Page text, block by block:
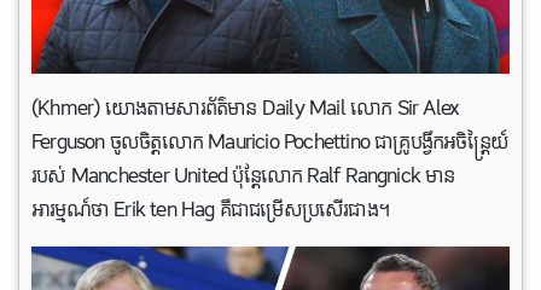
(Khmer) យោងតាមសារព័ត៌មាន Daily Mail លោក Sir Alex
Ferguson ចូលចិត្តលោក Mauricio Pochettino ជាគ្រូបង្វឹកអចិន្ត្រៃយ៍
របស់ Manchester United ប៉ុន្តែលោក Ralf Rangnick មាន
អារម្មណ៍ថា Erik ten Hag គឺជាជម្រើសប្រសើរជាង។